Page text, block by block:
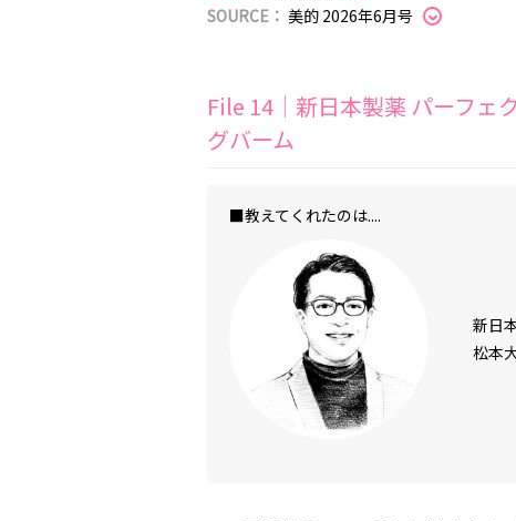
SOURCE： 美的 2026年6月号
File 14｜新日本製薬 パーフェ
グバーム
■教えてくれたのは....
新日
松本